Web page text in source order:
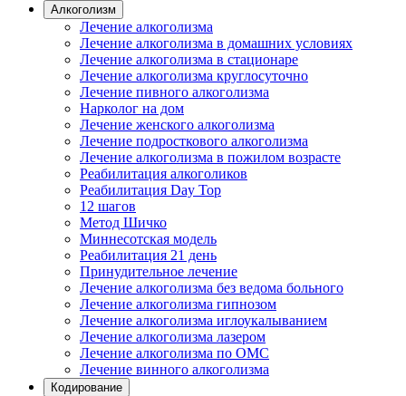
Алкоголизм
Лечение алкоголизма
Лечение алкоголизма в домашних условиях
Лечение алкоголизма в стационаре
Лечение алкоголизма круглосуточно
Лечение пивного алкоголизма
Нарколог на дом
Лечение женского алкоголизма
Лечение подросткового алкоголизма
Лечение алкоголизма в пожилом возрасте
Реабилитация алкоголиков
Реабилитация Day Top
12 шагов
Метод Шичко
Миннесотская модель
Реабилитация 21 день
Принудительное лечение
Лечение алкоголизма без ведома больного
Лечение алкоголизма гипнозом
Лечение алкоголизма иглоукалыванием
Лечение алкоголизма лазером
Лечение алкоголизма по ОМС
Лечение винного алкоголизма
Кодирование